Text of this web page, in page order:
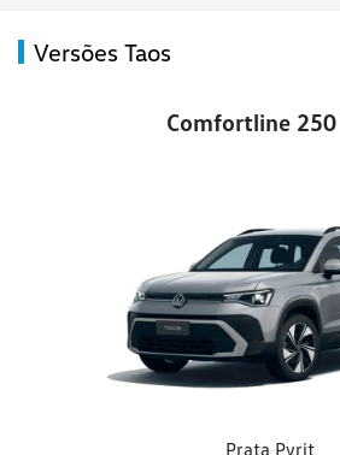
Versões Taos
Comfortline 250
Prata Pyrit